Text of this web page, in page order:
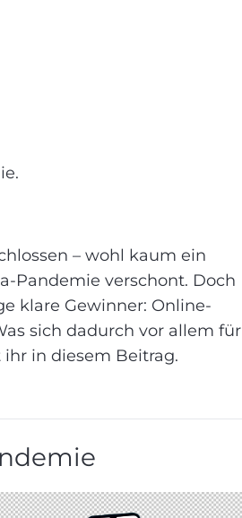
– wohl kaum ein
Pandemie verschont. Doch
klare Gewinner: Online-
sich dadurch vor allem für
in diesem Beitrag.